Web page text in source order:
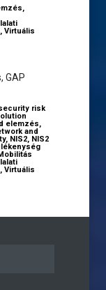
,
, Virtuális
GAP
risk
elemzés,
and
, NIS2, NIS2
, Virtuális